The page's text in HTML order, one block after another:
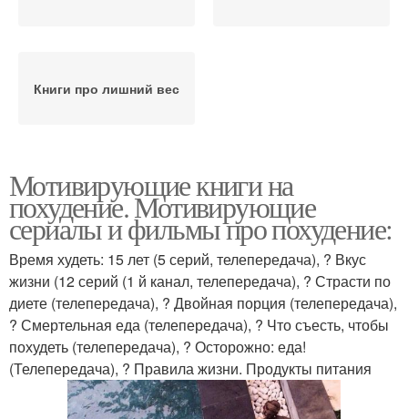
Книги про лишний вес
Мотивирующие книги на
похудение. Мотивирующие
сериалы и фильмы про похудение:
Время худеть: 15 лет (5 серий, телепередача), ? Вкус
жизни (12 серий (1 й канал, телепередача), ? Страсти по
диете (телепередача), ? Двойная порция (телепередача),
? Смертельная еда (телепередача), ? Что съесть, чтобы
похудеть (телепередача), ? Осторожно: еда!
(Телепередача), ? Правила жизни. Продукты питания